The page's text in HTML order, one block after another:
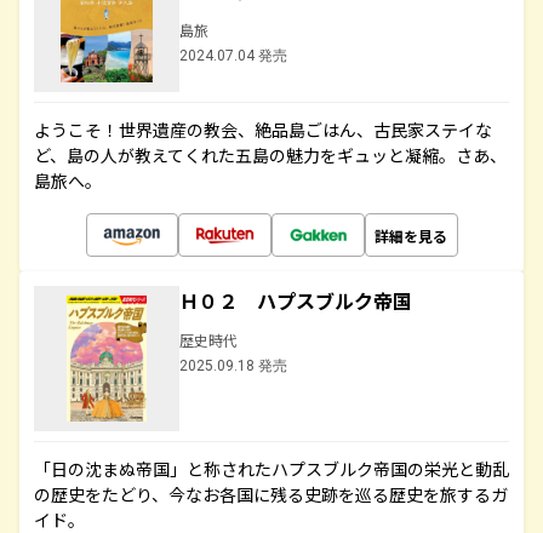
島旅
2024.07.04 発売
ようこそ！世界遺産の教会、絶品島ごはん、古民家ステイな
ど、島の人が教えてくれた五島の魅力をギュッと凝縮。さあ、
島旅へ。
詳細を見る
Ｈ０２ ハプスブルク帝国
歴史時代
2025.09.18 発売
「日の沈まぬ帝国」と称されたハプスブルク帝国の栄光と動乱
の歴史をたどり、今なお各国に残る史跡を巡る歴史を旅するガ
イド。